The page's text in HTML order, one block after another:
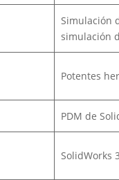
Simulación
simulación
Potentes
PDM de
SolidWorks